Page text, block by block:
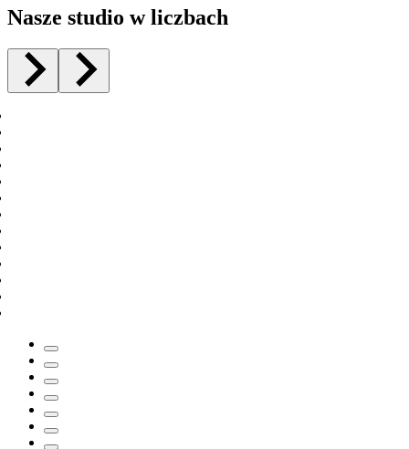
Nasze studio w liczbach